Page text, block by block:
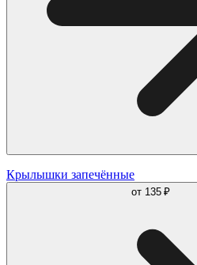
Крылышки запечённые
от 135 ₽